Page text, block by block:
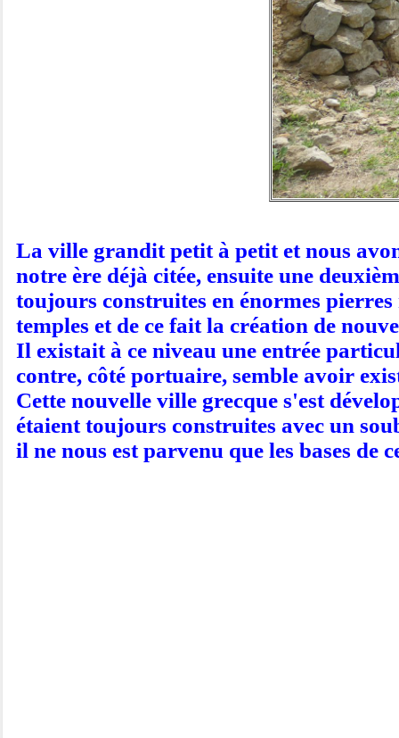
La ville grandit petit à petit et nous
notre ère déjà citée, ensuite une
toujours construites en énormes
temples et de ce fait la création de
Il existait à ce niveau une entrée
contre, côté portuaire, semble avoir
Cette nouvelle ville grecque s'est
étaient toujours construites avec un
il ne nous est parvenu que les bases de